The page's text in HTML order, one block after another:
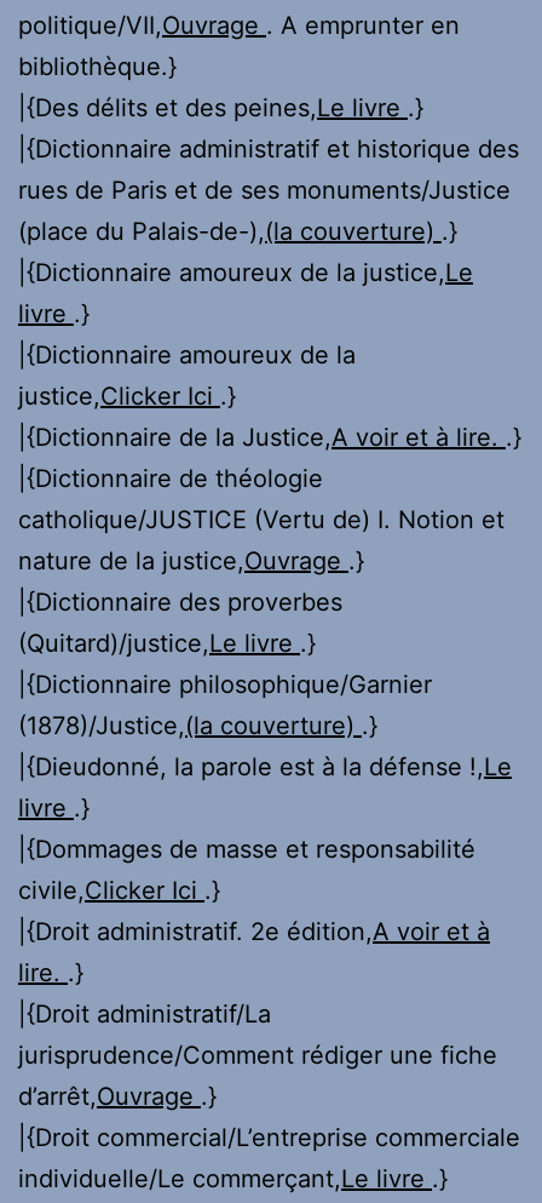
politique/VII,Ouvrage . A emprunter en
bibliothèque.}
|{Des délits et des peines,Le livre .}
|{Dictionnaire administratif et historique des
rues de Paris et de ses monuments/Justice
(place du Palais-de-),(la couverture) .}
|{Dictionnaire amoureux de la justice,Le
livre .}
|{Dictionnaire amoureux de la
justice,Clicker Ici .}
|{Dictionnaire de la Justice,A voir et à lire. .}
|{Dictionnaire de théologie
catholique/JUSTICE (Vertu de) I. Notion et
nature de la justice,Ouvrage .}
|{Dictionnaire des proverbes
(Quitard)/justice,Le livre .}
|{Dictionnaire philosophique/Garnier
(1878)/Justice,(la couverture) .}
|{Dieudonné, la parole est à la défense !,Le
livre .}
|{Dommages de masse et responsabilité
civile,Clicker Ici .}
|{Droit administratif. 2e édition,A voir et à
lire. .}
|{Droit administratif/La
jurisprudence/Comment rédiger une fiche
d’arrêt,Ouvrage .}
|{Droit commercial/L’entreprise commerciale
individuelle/Le commerçant,Le livre .}